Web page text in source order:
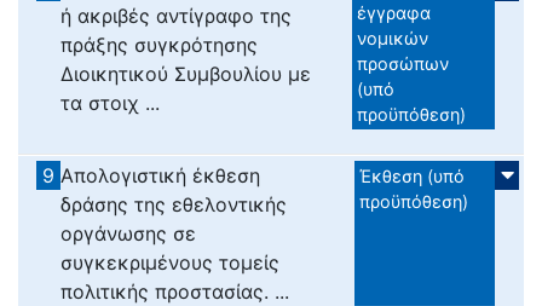
ή ακριβές αντίγραφο της
πράξης συγκρότησης
Διοικητικού Συμβουλίου με
τα στοιχ ...
έγγραφα
νομικών
προσώπων
(υπό
προϋπόθεση)
9 Απολογιστική έκθεση
δράσης της εθελοντικής
οργάνωσης σε
συγκεκριμένους τομείς
πολιτικής προστασίας. ...
Έκθεση (υπό
προϋπόθεση)